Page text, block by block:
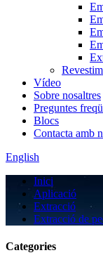
Vídeo
Sobre nosaltres
Preguntes
Blocs
Contacta amb
English
Inici
Aplicació
Extracció
Extracció de
Categories